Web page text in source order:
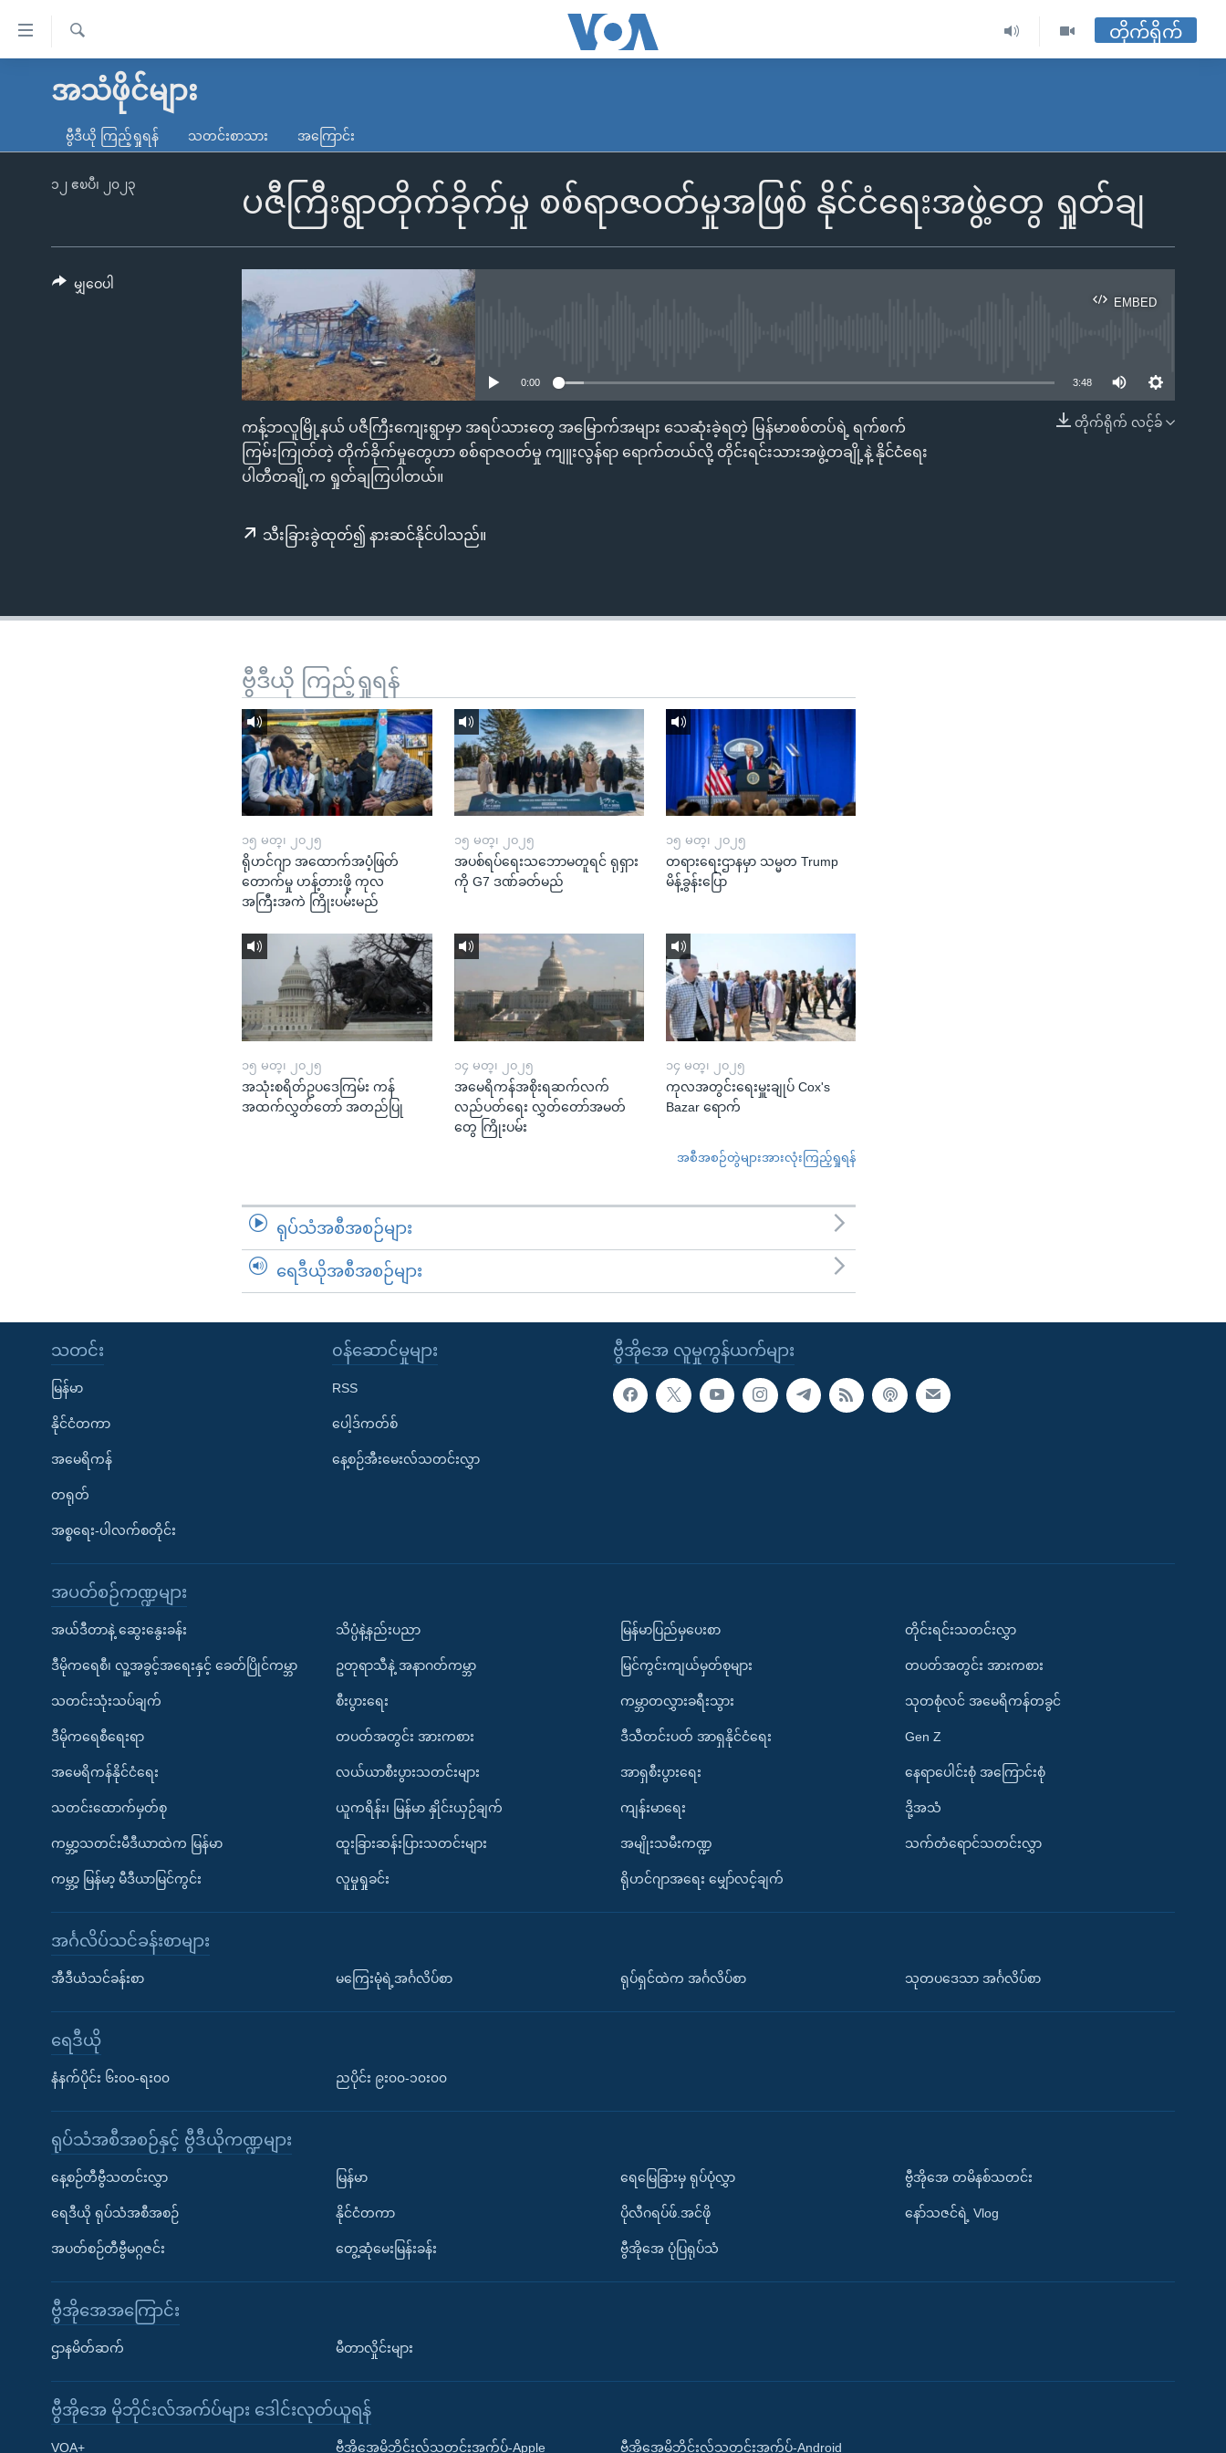
လွယ်ကူ
သည့်
မူလစာမျက်နှာ
ကမ္ဘာ့သတင်းများ
နိုင်ငံတကာ
တရုတ်
အစ္စရေး-ပါလက်စတိုင်း
ရပ်ဝန်းတခု လမ်းတခု အလွန်
အင်္ဂလိပ်စာလေ့လာမယ်
Learning English
ရ
တိုက်ရိုက်
အသံဖိုင်များ
ဗွီဒီယို ကြည့်ရှုရန် သတင်းစာသား အကြောင်း
ပဇီကြီးရွာတိုက်ခိုက်မှု စစ်ရာဇဝတ်မှုအဖြစ် နိုင်ငံရေးအဖွဲ့တွေ ရှုတ်ချ
၁၂ ဧၿပီ၊ ၂၀၂၃
EMBED
EMBED
0:00 3:48
တိုက်ရိုက် လင့်ခ်
ကန့်ဘလူမြို့နယ် ပဇီကြီးကျေးရွာမှာ အရပ်သားတွေ အမြောက်အများ သေဆုံးခဲ့ရတဲ့ မြန်မာစစ်တပ်ရဲ့ ရက်စက်
ကြမ်းကြုတ်တဲ့ တိုက်ခိုက်မှုတွေဟာ စစ်ရာဇဝတ်မှု ကျူးလွန်ရာ ရောက်တယ်လို့ တိုင်းရင်းသားအဖွဲ့တချို့နဲ့ နိုင်ငံရေး
ပါတီတချို့က ရှုတ်ချကြပါတယ်။
သီးခြားခွဲထုတ်၍ နားဆင်နိုင်ပါသည်။
မျှဝေပါ
ဗွီဒီယို ကြည့်ရှုရန်
၁၅ မတ္၊ ၂၀၂၅
ရိုဟင်ဂျာ အထောက်အပံ့ဖြတ်
တောက်မှု ဟန့်တားဖို့ ကုလ
အကြီးအကဲ ကြိုးပမ်းမည်
၁၅ မတ္၊ ၂၀၂၅
အပစ်ရပ်ရေးသဘောမတူရင် ရုရှား
ကို G7 ဒဏ်ခတ်မည်
၁၅ မတ္၊ ၂၀၂၅
တရားရေးဌာနမှာ သမ္မတ Trump
မိန့်ခွန်းပြော
၁၅ မတ္၊ ၂၀၂၅
အသုံးစရိတ်ဥပဒေကြမ်း ကန်
အထက်လွှတ်တော် အတည်ပြု
၁၄ မတ္၊ ၂၀၂၅
အမေရိကန်အစိုးရဆက်လက်
လည်ပတ်ရေး လွှတ်တော်အမတ်
တွေ ကြိုးပမ်း
၁၄ မတ္၊ ၂၀၂၅
ကုလအတွင်းရေးမှူးချုပ် Cox's
Bazar ရောက်
အစီအစဉ်တွဲများအားလုံးကြည့်ရှုရန်
ရုပ်သံအစီအစဉ်များ
ရေဒီယိုအစီအစဉ်များ
ဗွီအိုအေ လူမှုကွန်ယက်များ
သတင်း
မြန်မာ
နိုင်ငံတကာ
အမေရိကန်
တရုတ်
အစ္စရေး-ပါလက်စတိုင်း
၀န်ဆောင်မှုများ
RSS
ပေါ့ဒ်ကတ်စ်
နေ့စဉ်အီးမေးလ်သတင်းလွှာ
အပတ်စဉ်ကဏ္ဍများ
အယ်ဒီတာနဲ့ ဆွေးနွေးခန်း
ဒီမိုကရေစီ၊ လူ့အခွင့်အရေးနှင့် ခေတ်ပြိုင်ကမ္ဘာ
သတင်းသုံးသပ်ချက်
ဒီမိုကရေစီရေးရာ
အမေရိကန်နိုင်ငံရေး
သတင်းထောက်မှတ်စု
ကမ္ဘာ့သတင်းမီဒီယာထဲက မြန်မာ
ကမ္ဘာ့ မြန်မာ့ မီဒီယာမြင်ကွင်း
သိပ္ပံနဲ့နည်းပညာ
ဥတုရာသီနဲ့ အနာဂတ်ကမ္ဘာ
စီးပွားရေး
တပတ်အတွင်း အားကစား
လယ်ယာစီးပွားသတင်းများ
ယူကရိန်း၊ မြန်မာ နှိုင်းယှဉ်ချက်
ထူးခြားဆန်းပြားသတင်းများ
လူမှုရှုခင်း
မြန်မာပြည်မှပေးစာ
မြင်ကွင်းကျယ်မှတ်စုများ
ကမ္ဘာတလွှားခရီးသွား
ဒီသီတင်းပတ် အာရှနိုင်ငံရေး
အာရှစီးပွားရေး
ကျန်းမာရေး
အမျိုးသမီးကဏ္ဍ
ရိုဟင်ဂျာအရေး မျှော်လင့်ချက်
တိုင်းရင်းသတင်းလွှာ
တပတ်အတွင်း အားကစား
သုတစုံလင် အမေရိကန်တခွင်
Gen Z
နေရာပေါင်းစုံ အကြောင်းစုံ
ဒို့အသံ
သက်တံရောင်သတင်းလွှာ
အင်္ဂလိပ်သင်ခန်းစာများ
အီဒီယံသင်ခန်းစာ မကြေးမုံရဲ့အင်္ဂလိပ်စာ ရုပ်ရှင်ထဲက အင်္ဂလိပ်စာ သုတပဒေသာ အင်္ဂလိပ်စာ
ရေဒီယို
နံနက်ပိုင်း ၆း၀၀-ရး၀၀ ညပိုင်း ၉း၀၀-၁၀း၀၀
ရုပ်သံအစီအစဉ်နှင့် ဗွီဒီယိုကဏ္ဍများ
နေ့စဉ်တီဗွီသတင်းလွှာ
ရေဒီယို ရုပ်သံအစီအစဉ်
အပတ်စဉ်တီဗွီမဂ္ဂဇင်း
မြန်မာ
နိုင်ငံတကာ
တွေ့ဆုံမေးမြန်းခန်း
ရေမြေခြားမှ ရုပ်ပုံလွှာ
ပိုလီဂရပ်ဖ်.အင်ဖို
ဗွီအိုအေ ပုံပြရုပ်သံ
ဗွီအိုအေ တမိနစ်သတင်း
နော်သဇင်ရဲ့ Vlog
ဗွီအိုအေအကြောင်း
ဌာနမိတ်ဆက် မီတာလှိုင်းများ
ဗွီအိုအေ မိုဘိုင်းလ်အက်ပ်များ ဒေါင်းလုတ်ယူရန်
VOA+ ဗွီအိုအေမိုဘိုင်းလ်သတင်းအက်ပ်-Apple ဗွီအိုအေမိုဘိုင်းလ်သတင်းအက်ပ်-Android